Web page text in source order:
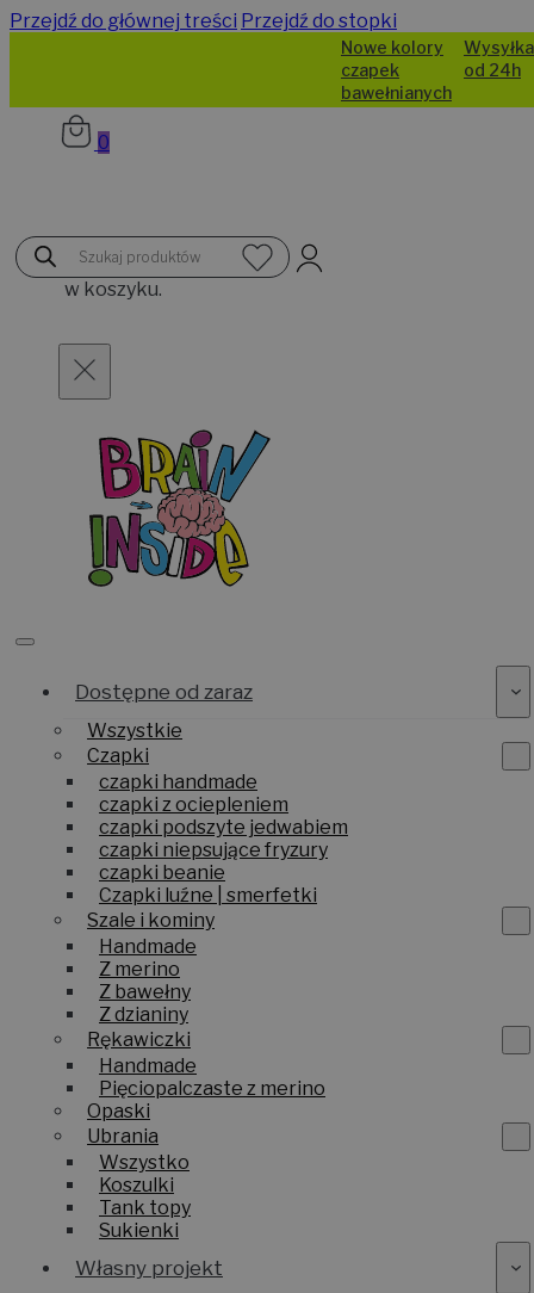
Przejdź do głównej treści Przejdź do stopki
Nowe kolory
czapek
bawełnianych
Wysyłka
od 24h
Wyszukiwarka
produktów
0
Brak
produktów
w koszyku.
Dostępne od zaraz
Wszystkie
Czapki
czapki handmade
czapki z ociepleniem
czapki podszyte jedwabiem
czapki niepsujące fryzury
czapki beanie
Czapki luźne | smerfetki
Szale i kominy
Handmade
Z merino
Z bawełny
Z dzianiny
Rękawiczki
Handmade
Pięciopalczaste z merino
Opaski
Ubrania
Wszystko
Koszulki
Tank topy
Sukienki
Własny projekt